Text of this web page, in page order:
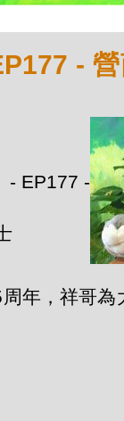
-
- EP177 -
年，祥哥為